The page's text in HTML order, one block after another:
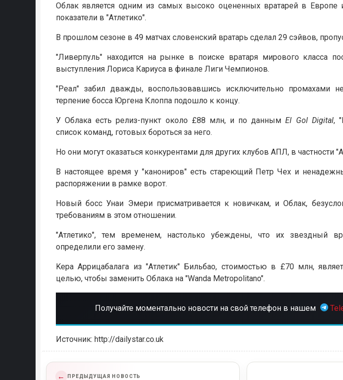
Облак является одним из самых высоко оцененных вратарей в Европе
показатели в "Атлетико".
В прошлом сезоне в 49 матчах словенский вратарь сделал 29 сэйвов,
"Ливерпуль" находится на рынке в поиске вратаря мирового класса
выступления Лориса Кариуса в финале Лиги Чемпионов.
"Реал" забил дважды, воспользовавшись исключительно промахами
терпение босса Юргена Клоппа подошло к концу.
У Облака есть релиз-пункт около £88 млн, и по даннымEl Gol Digital,
список команд, готовых бороться за него.
Но они могут оказаться конкурентами для других клубов АПЛ, в частности
В настоящее время у "канониров" есть стареющий Петр Чех и
распоряжении в рамке ворот.
Новый босс Унаи Эмери присматривается к новичкам, и Облак,
требованиям в этом отношении.
"Атлетико", тем временем, настолько убеждены, что их звездный
определили его замену.
Kepa Аррицабалага из "Атлетик" Бильбао, стоимостью в £70 млн,
целью, чтобы заменить Облака на "Wanda Metropolitano".
Получайте моментально новости на свой телефон в нашем
Источник: http://dailystar.co.uk
← ПРЕДЫДУЩАЯ НОВОСТЬ